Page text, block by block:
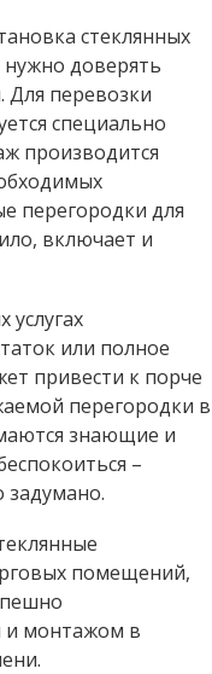
стеклянных
доверять
перевозки
специально
производится
перегородки для
включает и
или полное
привести к порче
перегородки в
знающие и
–
задумано.
помещений,
и монтажом в